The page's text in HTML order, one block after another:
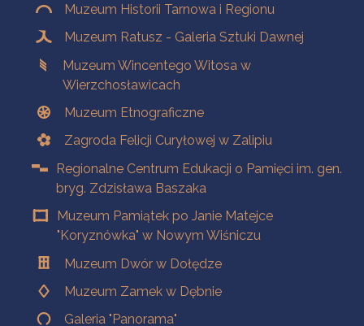
Muzeum Historii Tarnowa i Regionu
Muzeum Ratusz - Galeria Sztuki Dawnej
Muzeum Wincentego Witosa w
Wierzchosławicach
Muzeum Etnograficzne
Zagroda Felicji Curyłowej w Zalipiu
Regionalne Centrum Edukacji o Pamięci im. gen.
bryg. Zdzisława Baszaka
Muzeum Pamiątek po Janie Matejce
"Koryznówka" w Nowym Wiśniczu
Muzeum Dwór w Dołędze
Muzeum Zamek w Dębnie
Galeria "Panorama"